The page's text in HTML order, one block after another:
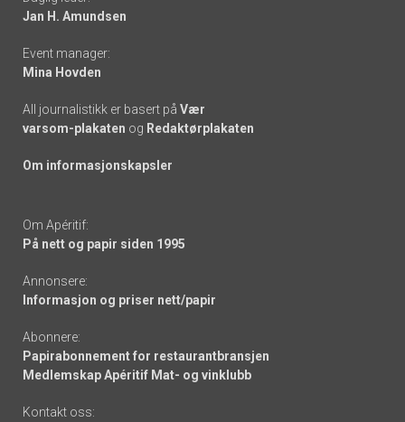
links
Jan H. Amundsen
Event manager:
Mina Hovden
All journalistikk er basert på Vær
varsom-plakaten og Redaktørplakaten
Om informasjonskapsler
Om Apéritif:
På nett og papir siden 1995
Annonsere:
Informasjon og priser nett/papir
Abonnere:
Papirabonnement for restaurantbransjen
Medlemskap Apéritif Mat- og vinklubb
Kontakt oss: